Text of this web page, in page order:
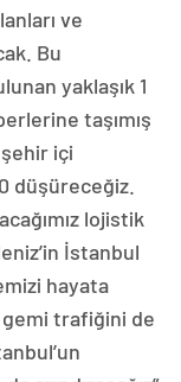
ve
Bu
yaklaşık 1
taşımış
şehir içi
düşüreceğiz.
lojistik
İstanbul
hayata
gemi trafiğini de